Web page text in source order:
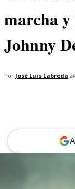
marcha
Johnny
Por José Luis Labreda